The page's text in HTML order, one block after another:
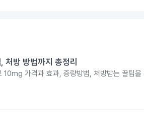
방 방법까지 총정리
가격과 효과, 증량방법, 처방받는 꿀팁을